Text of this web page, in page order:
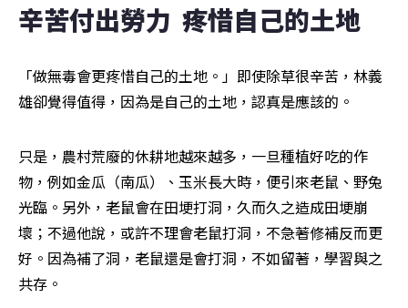
辛苦付出勞力  疼惜自己的土地
「做無毒會更疼惜自己的土地。」即使除草很辛苦，林義
雄卻覺得值得，因為是自己的土地，認真是應該的。
只是，農村荒廢的休耕地越來越多，一旦種植好吃的作
物，例如金瓜（南瓜）、玉米長大時，便引來老鼠、野兔
光臨。另外，老鼠會在田埂打洞，久而久之造成田埂崩
壞；不過他說，或許不理會老鼠打洞，不急著修補反而更
好。因為補了洞，老鼠還是會打洞，不如留著，學習與之
共存。